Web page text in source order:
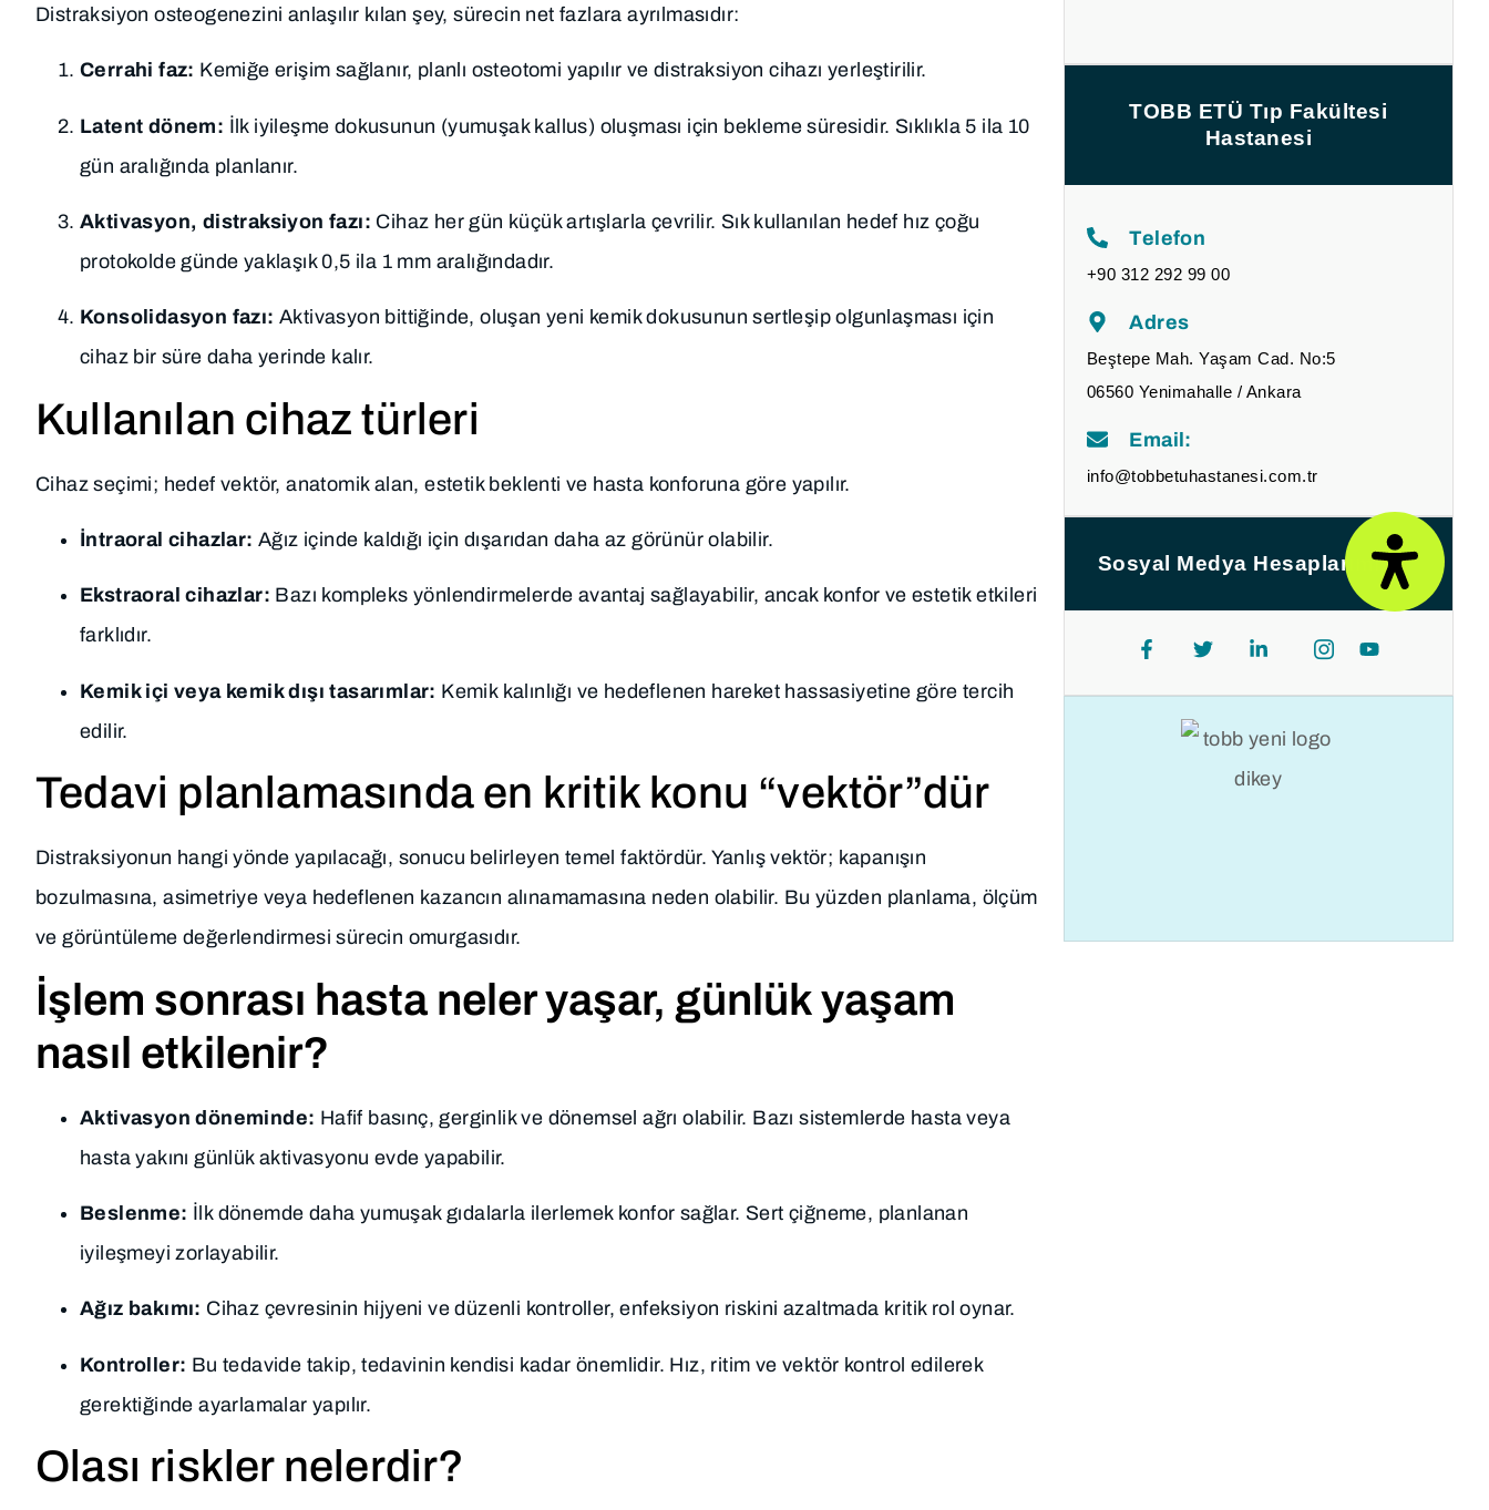
Distraksiyon osteogenezini anlaşılır kılan şey, sürecin net fazlara ayrılmasıdır:
Cerrahi faz: Kemiğe erişim sağlanır, planlı osteotomi yapılır ve distraksiyon cihazı yerleştirilir.
Latent dönem: İlk iyileşme dokusunun (yumuşak kallus) oluşması için bekleme süresidir. Sıklıkla 5 ila 10
gün aralığında planlanır.
Aktivasyon, distraksiyon fazı: Cihaz her gün küçük artışlarla çevrilir. Sık kullanılan hedef hız çoğu
protokolde günde yaklaşık 0,5 ila 1 mm aralığındadır.
Konsolidasyon fazı: Aktivasyon bittiğinde, oluşan yeni kemik dokusunun sertleşip olgunlaşması için
cihaz bir süre daha yerinde kalır.
Kullanılan cihaz türleri
Cihaz seçimi; hedef vektör, anatomik alan, estetik beklenti ve hasta konforuna göre yapılır.
İntraoral cihazlar: Ağız içinde kaldığı için dışarıdan daha az görünür olabilir.
Ekstraoral cihazlar: Bazı kompleks yönlendirmelerde avantaj sağlayabilir, ancak konfor ve estetik etkileri
farklıdır.
Kemik içi veya kemik dışı tasarımlar: Kemik kalınlığı ve hedeflenen hareket hassasiyetine göre tercih
edilir.
Tedavi planlamasında en kritik konu “vektör”dür
Distraksiyonun hangi yönde yapılacağı, sonucu belirleyen temel faktördür. Yanlış vektör; kapanışın
bozulmasına, asimetriye veya hedeflenen kazancın alınamamasına neden olabilir. Bu yüzden planlama, ölçüm
ve görüntüleme değerlendirmesi sürecin omurgasıdır.
İşlem sonrası hasta neler yaşar, günlük yaşam
nasıl etkilenir?
Aktivasyon döneminde: Hafif basınç, gerginlik ve dönemsel ağrı olabilir. Bazı sistemlerde hasta veya
hasta yakını günlük aktivasyonu evde yapabilir.
Beslenme: İlk dönemde daha yumuşak gıdalarla ilerlemek konfor sağlar. Sert çiğneme, planlanan
iyileşmeyi zorlayabilir.
Ağız bakımı: Cihaz çevresinin hijyeni ve düzenli kontroller, enfeksiyon riskini azaltmada kritik rol oynar.
Kontroller: Bu tedavide takip, tedavinin kendisi kadar önemlidir. Hız, ritim ve vektör kontrol edilerek
gerektiğinde ayarlamalar yapılır.
Olası riskler nelerdir?
TOBB ETÜ Tıp Fakültesi
Hastanesi
Telefon
+90 312 292 99 00
Adres
Beştepe Mah. Yaşam Cad. No:5
06560 Yenimahalle / Ankara
Email:
info@tobbetuhastanesi.com.tr
Sosyal Medya Hesaplarımız